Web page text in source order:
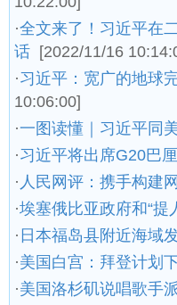
·全文来了！习近平在
话 [2022/11/16
·习近平：宽广的地球
10:06:00]
·一图读懂｜习近平同
·习近平将出席G20巴
· 人民网评：携手构建
·埃塞俄比亚政府和“提
· 日本福岛县附近海域
·美国白宫：拜登计划
·美国洛杉矶说唱歌手